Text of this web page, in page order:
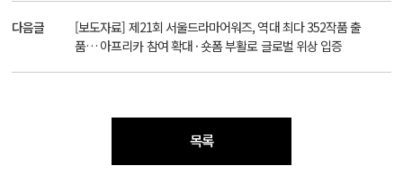
다음글
[보도자료] 제21회 서울드라마어워즈, 역대 최다 352작품 출
품… 아프리카 참여 확대 · 숏폼 부활로 글로벌 위상 입증
목록